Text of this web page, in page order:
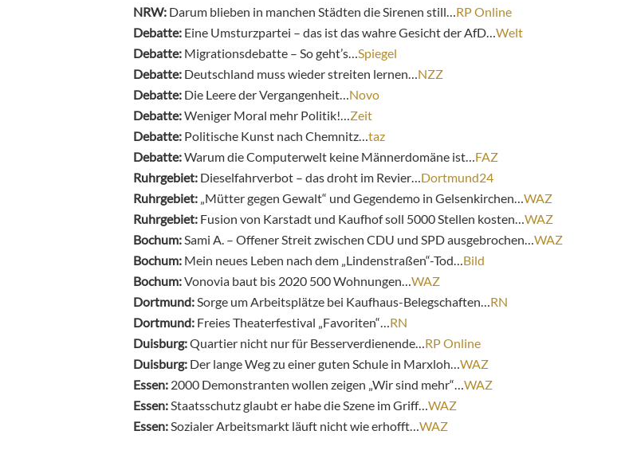
NRW: Darum blieben in manchen Städten die Sirenen still… RP Online
Debatte: Eine Umsturzpartei – das ist das wahre Gesicht der AfD… Welt
Debatte: Migrationsdebatte – So geht’s… Spiegel
Debatte: Deutschland muss wieder streiten lernen… NZZ
Debatte: Die Leere der Vergangenheit… Novo
Debatte:Weniger Moral mehr Politik!… Zeit
Debatte: Politische Kunst nach Chemnitz… taz
Debatte:Warum die Computerwelt keine Männerdomäne ist… FAZ
Ruhrgebiet: Dieselfahrverbot – das droht im Revier… Dortmund24
Ruhrgebiet: „Mütter gegen Gewalt“ und Gegendemo in Gelsenkirchen… WAZ
Ruhrgebiet: Fusion von Karstadt und Kaufhof soll 5000 Stellen kosten… WAZ
Bochum: Sami A. – Offener Streit zwischen CDU und SPD ausgebrochen… WAZ
Bochum: Mein neues Leben nach dem „Lindenstraßen“-Tod… Bild
Bochum:Vonovia baut bis 2020 500 Wohnungen… WAZ
Dortmund: Sorge um Arbeitsplätze bei Kaufhaus-Belegschaften… RN
Dortmund: Freies Theaterfestival „Favoriten“… RN
Duisburg:Quartier nicht nur für Besserverdienende… RP Online
Duisburg: Der lange Weg zu einer guten Schule in Marxloh… WAZ
Essen: 2000 Demonstranten wollen zeigen „Wir sind mehr“… WAZ
Essen: Staatsschutz glaubt er habe die Szene im Griff… WAZ
Essen: Sozialer Arbeitsmarkt läuft nicht wie erhofft… WAZ